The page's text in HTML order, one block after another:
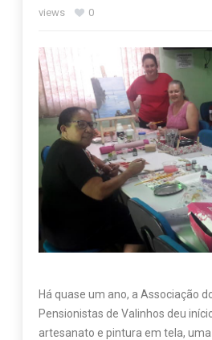
views
0
Há quase um ano, a Associação
Pensionistas de Valinhos deu
artesanato e pintura em tela,